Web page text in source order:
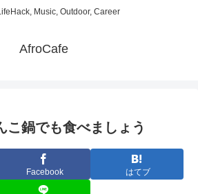
Music, Outdoor, Career
AfroCafe
こ鍋でも食べましょう
Facebook はてブ